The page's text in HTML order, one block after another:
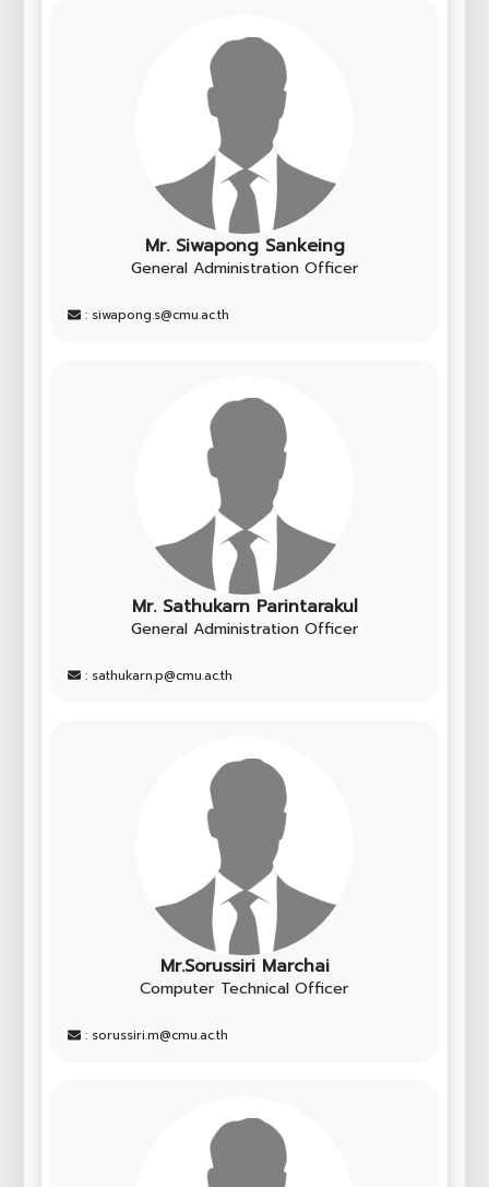
Mr. Siwapong Sankeing
General Administration Officer
: siwapong.s@cmu.ac.th
Mr. Sathukarn Parintarakul
General Administration Officer
: sathukarn.p@cmu.ac.th
Mr.Sorussiri Marchai
Computer Technical Officer
: sorussiri.m@cmu.ac.th